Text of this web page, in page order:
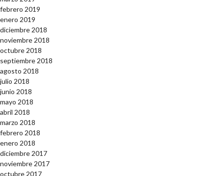
febrero 2019
enero 2019
diciembre 2018
noviembre 2018
octubre 2018
septiembre 2018
agosto 2018
julio 2018
junio 2018
mayo 2018
abril 2018
marzo 2018
febrero 2018
enero 2018
diciembre 2017
noviembre 2017
octubre 2017